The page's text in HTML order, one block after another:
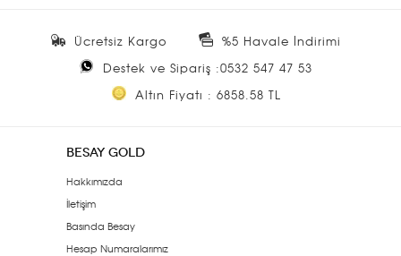
Ücretsiz Kargo
%5 Havale İndirimi
Destek ve Sipariş :0532 547 47 53
Altın Fiyatı : 6858.58 TL
BESAY GOLD
Hakkımızda
İletişim
Basında Besay
Hesap Numaralarımız